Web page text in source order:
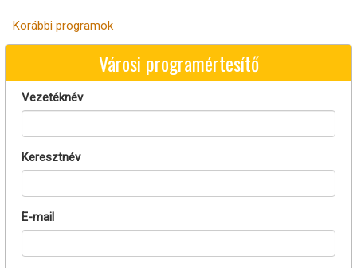
Korábbi programok
Városi programértesítő
Vezetéknév
Keresztnév
E-mail